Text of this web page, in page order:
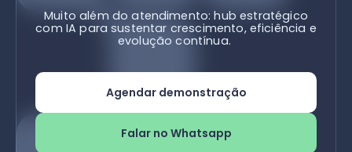
Muito além do atendimento: hub estratégico
com IA para sustentar crescimento, eficiência e
evolução contínua.
Agendar demonstração
Falar no Whatsapp